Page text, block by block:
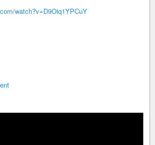
watch?v=D9Oiq1YPCuY